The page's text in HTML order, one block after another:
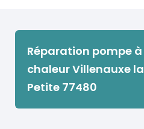
Réparation pompe à
chaleur Villenauxe la
Petite 77480